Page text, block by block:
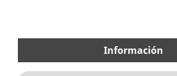
Información